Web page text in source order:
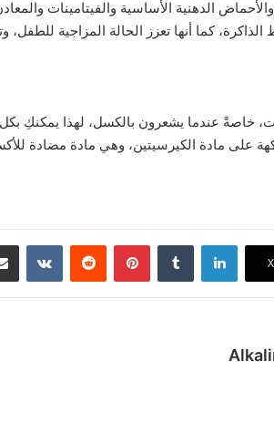
كما أنها تعزز الحالة المزاجية
خاصةً عندما يشعرون بالكسل، لهذا يمكنكِ
على مادة الكيرسيتين، وهي مادة مضادة
‫X
لينكدإن بينتيريست